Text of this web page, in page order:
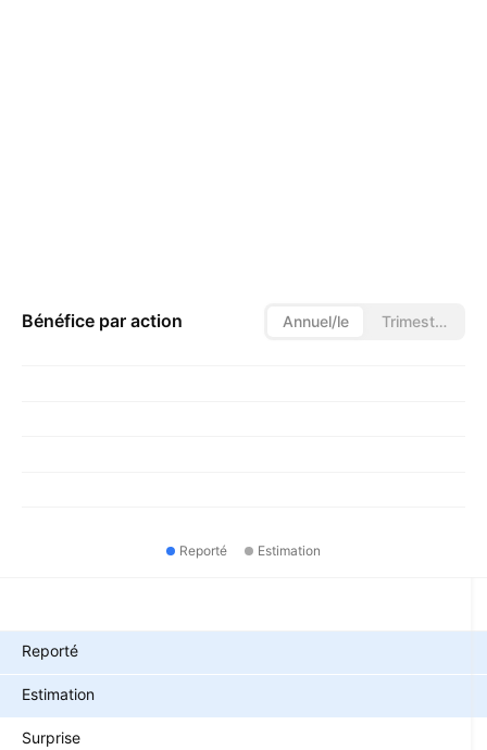
Bénéfice par action Annuel/le Trimestriel/le
Reporté Estimation
Reporté
Estimation
Surprise